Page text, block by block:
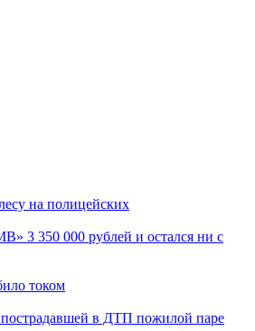
на полицейских
3 350 000 рублей и остался ни с
током
в ДТП пожилой паре